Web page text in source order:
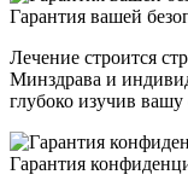
Гарантия вашей
Лечение строится
Минздрава и
глубоко изучив
Гарантия